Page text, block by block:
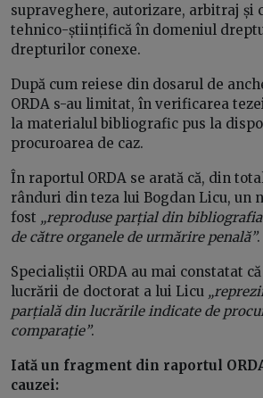
supraveghere, autorizare, arbitraj și
tehnico-științifică în domeniul
drepturilor conexe.
După cum reiese din dosarul de
ORDA s-au limitat, în verificarea
la materialul bibliografic pus la
procuroarea de caz.
În raportul ORDA se arată că, din
rânduri din teza lui Bogdan Licu, un
fost „reproduse parțial din
de către organele de urmărire penală”.
Specialiștii ORDA au mai constatat
lucrării de doctorat a lui Licu
parțială din lucrările indicate de
comparație”.
Iată un fragment din raportul
cauzei: